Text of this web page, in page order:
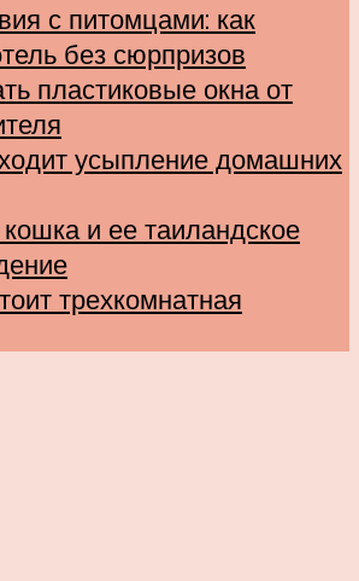
с питомцами: как
без сюрпризов
пластиковые окна от
усыпление домашних
и ее таиландское
трехкомнатная